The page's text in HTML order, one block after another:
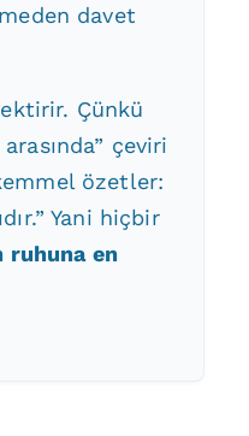
davet
Çünkü
çeviri
özetler:
Yani hiçbir
ruhuna en